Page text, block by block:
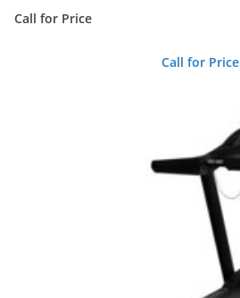
Call for Price
Call for Price